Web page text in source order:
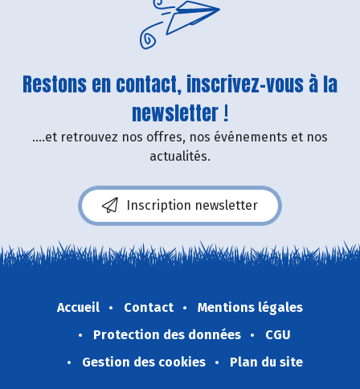
Restons en contact, inscrivez-vous à la
newsletter !
....et retrouvez nos offres, nos événements et nos
actualités.
Inscription newsletter
Accueil Contact
Mentions légales
Protection des données
CGU
Gestion des cookies
Plan du site